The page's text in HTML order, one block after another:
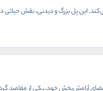
این پل بزرگ و دیدنی، نقش حیاتی
و فضای آرامش‌بخش خود، یکی از